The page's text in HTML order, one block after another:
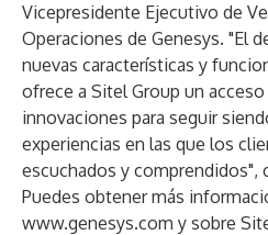
Vicepresidente Ejecutivo de
Operaciones de Genesys. "El
nuevas características y
ofrece a Sitel Group un
innovaciones para seguir
experiencias en las que los
escuchados y comprendidos",
Puedes obtener más
www.genesys.com y sobre